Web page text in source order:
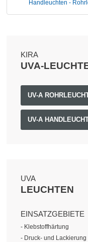
KIRA
UVA-
UV-A
UV-A
UVA
LEUCHTEN
EINSATZGEBIETE
- Klebstoffhärtung
- Druck- und Lackierung